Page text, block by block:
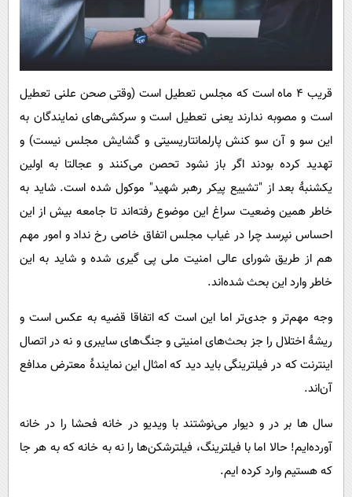
قریب 4 ماه است که مجلس تعطیل است (‌وقتی صحن علنی تعطیل
است و مصوبه ندارند یعنی تعطیل است و سرکشی‌های نمایندگان به
این سو و آن سو کنش پارلمانتاریسیتی و گشایش مجلس نیست) و
تهدید کرده بودند اگر باز نشود تحصن می‌کنند و عجالتا به اولین
یکشنبۀ بعد از "تشییع پیکر رهبر شهید" موکول شده است. شاید به
خاطر همین وضعیت سراغ این موضوع رفته‌اند تا جامعه بیش از این
احساس نپرسد چرا در غیاب مجلس اتفاق خاصی رخ نداد و امور مهم
هم از طریق شورای عالی امنیت ملی پی گیری شده و شاید به این
خاطر وارد این بحث شده‌اند.
وجه مهم‌تر و جدی‌تر اما این است که اتفاقا قضیه به عکس است و
ریشۀ اختلال را جز بحث‌های امنیتی و جنگ‌های سایبری و نه در اتصال
اینترنت که در فیلترینگی باید دید که امثال این نمایندۀ معترض مدافع
آن‌اند.
سال ها بر در و دیوار می‌نوشتند با ویدیو در خانه فحشا را در خانه
آورده‌ایم! حالا اما با فیلترینگ، فیلترشکن‌ها را نه به خانه که به هر جا
که هستیم وارد کرده ایم.